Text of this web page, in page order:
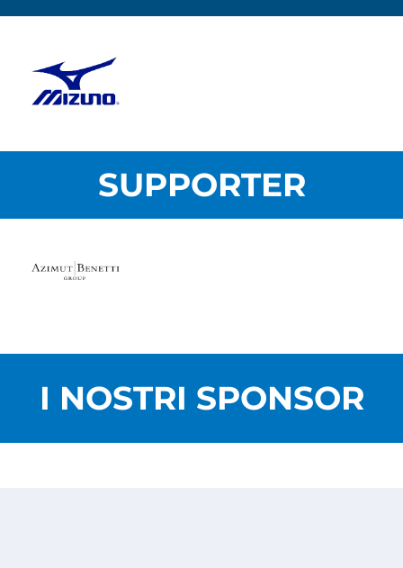
SUPPORTER
I NOSTRI SPONSOR